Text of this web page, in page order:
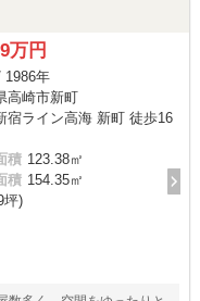
万円
1986年
高崎市新町
宿ライン高海 新町 徒歩16
積 123.38㎡
積 154.35㎡
坪)